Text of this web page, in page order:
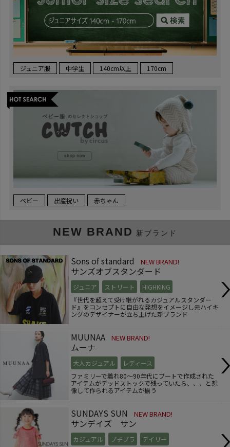
ジュニア服 中学生 140cm以上 170cm
ベビー 出産祝い 赤ちゃん
NEW BRAND 新ブランド
Sons of standard NEW BRAND!
サンズオブスタンダード
ジュニア ストリート
HIGHKING
『世代を超えて受け継がれるカジュアルスタンダー
ド』をコンセプトに自由な発想をイメージし元ハイキ
ングのデザイナーが立ち上げた新ブランド
MUUNAA NEW BRAND!
ムーナ
大人カジュアル
レディース
ファミリーで着れ80～90年代にブートで作成された
アイテムがデッドストックで残っていたら、、、と想
像して作られるアイテムが揃う
SUNDAYS SUN NEW BRAND!
サンデイズ サン
カジュアル プチプラ
デイリー